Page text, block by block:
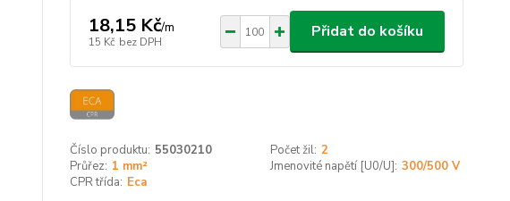
18,15 Kč/m
15 Kč bez DPH
Přidat do košíku
Číslo produktu: 55030210 Počet žil: 2
Průřez: 1 mm² Jmenovité napětí [U0/U]: 300/500 V
CPR třída: Eca